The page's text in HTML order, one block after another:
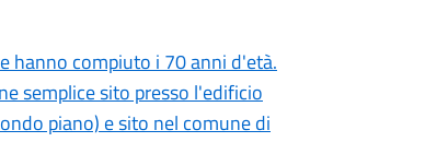
hanno compiuto i 70 anni d'età.
semplice sito presso l'edificio
piano) e sito nel comune di